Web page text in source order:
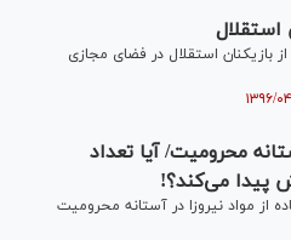
استقلال
بازیکنان استقلال در فضای مجازی
محرومیت/ آیا تعداد
از مواد نیروزا در آستانه محرومیت